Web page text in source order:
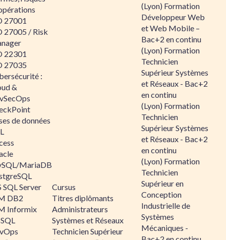
27001
27005 / Risk
22301
27035
:
&
de données
MariaDB
SQL Server
DB2
Informix
Cursus
Titres diplômants
Administrateurs
Systèmes et Réseaux
Technicien Supérieur
(Lyon) Formation
Développeur Web
et Web Mobile –
Bac+2 en continu
(Lyon) Formation
Technicien
Supérieur Systèmes
et Réseaux - Bac+2
en continu
(Lyon) Formation
Technicien
Supérieur Systèmes
et Réseaux - Bac+2
en continu
(Lyon) Formation
Technicien
Supérieur en
Conception
Industrielle de
Systèmes
Mécaniques -